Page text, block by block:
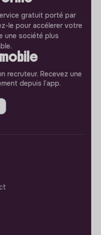
gratuit porté par
le pour accélerer votre
une société plus
recruteur. Recevez une
depuis l’app.